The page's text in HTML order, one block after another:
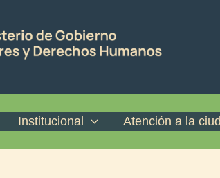
Institucional Atención a la